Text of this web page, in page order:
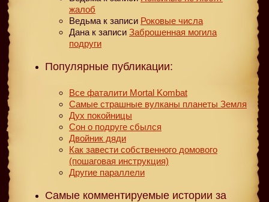
жалоб
Ведьма к записи Роковые числа
Дана к записи Заброшенная могила
подруги
Популярные публикации:
Все фаталити Mortal Kombat
Самые страшные вулканы планеты Земля
Дух покойницы
Сон о подруге сбылся
Двойник дяди
Как завести собственного домового
(пошаговая инструкция)
Другие параллели
Самые комментируемые истории за